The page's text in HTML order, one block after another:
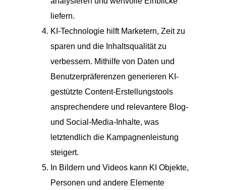
liefern.
KI-Technologie hilft Marketern, Zeit zu
sparen und die Inhaltsqualität zu
verbessern. Mithilfe von Daten und
Benutzerpräferenzen generieren KI-
gestützte Content-Erstellungstools
ansprechendere und relevantere Blog-
und Social-Media-Inhalte, was
letztendlich die Kampagnenleistung
steigert.
In Bildern und Videos kann KI Objekte,
Personen und andere Elemente